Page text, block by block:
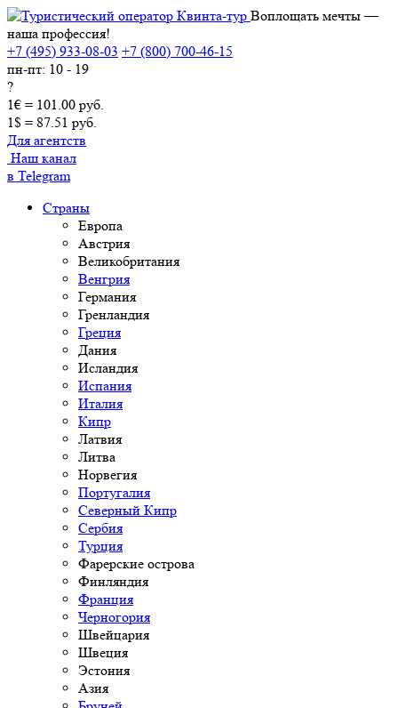
Воплощать мечты —
наша профессия!
+7 (495) 933-08-03 +7 (800) 700-46-15
пн-пт: 10 - 19
?
1€ = 101.00 руб.
1$ = 87.51 руб.
Для агентств
Наш канал
в Telegram
Страны
Европа
Австрия
Великобритания
Венгрия
Германия
Гренландия
Греция
Дания
Исландия
Испания
Италия
Кипр
Латвия
Литва
Норвегия
Португалия
Северный Кипр
Сербия
Турция
Фарерские острова
Финляндия
Франция
Черногория
Швейцария
Швеция
Эстония
Азия